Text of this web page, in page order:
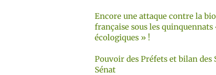
Encore une attaque contre la
française sous les quinquennats
écologiques » !
Pouvoir des Préfets et bilan des
Sénat